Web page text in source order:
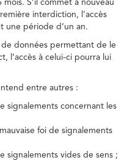
S’il commet à nouveau
interdiction, l’accès
une période d’un an.
de données permettant de le
l’accès à celui-ci pourra lui
entre autres :
signalements concernant les
foi de signalements
signalements vides de sens ;